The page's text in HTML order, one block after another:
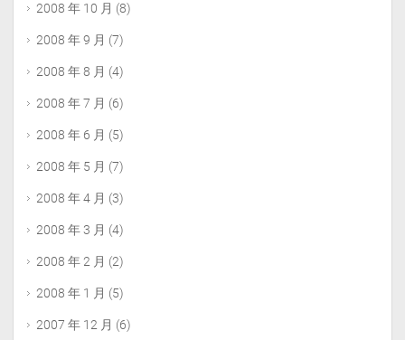
2008 年 10 月 (8)
2008 年 9 月 (7)
2008 年 8 月 (4)
2008 年 7 月 (6)
2008 年 6 月 (5)
2008 年 5 月 (7)
2008 年 4 月 (3)
2008 年 3 月 (4)
2008 年 2 月 (2)
2008 年 1 月 (5)
2007 年 12 月 (6)